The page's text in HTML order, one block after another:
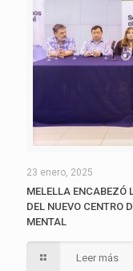
23 enero, 2025
MELELLA ENCABEZÓ
DEL NUEVO CENTRO
MENTAL
Leer más